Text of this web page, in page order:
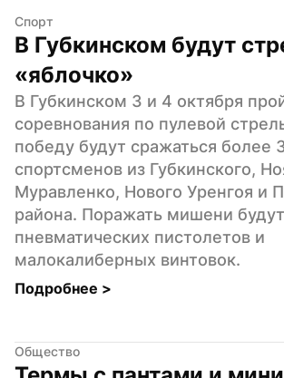
Спорт
В Губкинском будут
«яблочко»
В Губкинском 3 и 4 октября
соревнования по пулевой
победу будут сражаться более
спортсменов из Губкинского,
Муравленко, Нового Уренгоя и
района. Поражать мишени
пневматических пистолетов и
малокалиберных винтовок.
Подробнее >
Общество